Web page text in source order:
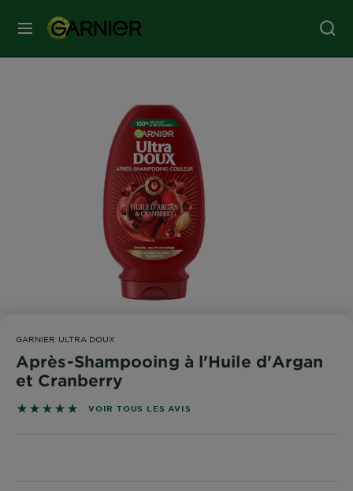
MENU
COLORATION
&
DIAGNOSTICS
NOS
GARNIER ULTRA DOUX
Après-Shampooing à l'Huile d'Argan
et Cranberry
4.8929 sur 5 étoiles basé sur les avis
VOIR TOUS LES AVIS